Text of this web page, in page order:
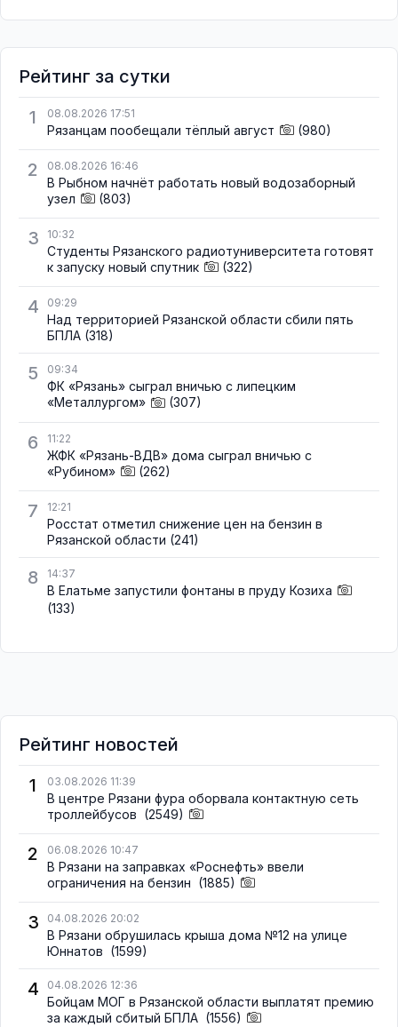
Рейтинг за сутки
1
08.08.2026 17:51
Рязанцам пообещали тёплый август (980)
2 08.08.2026 16:46
В Рыбном начнёт работать новый водозаборный
узел
(803)
3 10:32
Студенты Рязанского радиотуниверситета готовят
к запуску новый спутник
(322)
4 09:29
Над территорией Рязанской области сбили пять
БПЛА (318)
5 09:34
ФК «Рязань» сыграл вничью с липецким
«Металлургом»
(307)
6 11:22
ЖФК «Рязань-ВДВ» дома сыграл вничью с
«Рубином»
(262)
7 12:21
Росстат отметил снижение цен на бензин в
Рязанской области (241)
8 14:37
В Елатьме запустили фонтаны в пруду Козиха
(133)
Рейтинг новостей
1
03.08.2026 11:39
В центре Рязани фура оборвала контактную сеть
троллейбусов (2549)
2 06.08.2026 10:47
В Рязани на заправках «Роснефть» ввели
ограничения на бензин (1885)
3 04.08.2026 20:02
В Рязани обрушилась крыша дома №12 на улице
Юннатов (1599)
4 04.08.2026 12:36
Бойцам МОГ в Рязанской области выплатят премию
за каждый сбитый БПЛА (1556)